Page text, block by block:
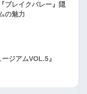
ブレイクバレー』隠
の魅力
ジアムVOL.5』